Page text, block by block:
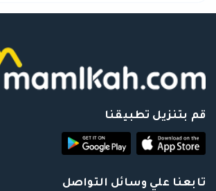
قم بتنزيل تطبيقنا
تابعنا علي وسائل التواصل